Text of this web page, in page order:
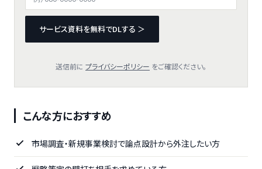
サービス資料を無料でDLする ＞
送信前に プライバシーポリシー をご確認ください。
こんな方におすすめ
市場調査・新規事業検討で論点設計から外注したい方